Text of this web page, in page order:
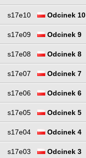
s17e10 Odcinek 10
s17e09 Odcinek 9
s17e08 Odcinek 8
s17e07 Odcinek 7
s17e06 Odcinek 6
s17e05 Odcinek 5
s17e04 Odcinek 4
s17e03 Odcinek 3